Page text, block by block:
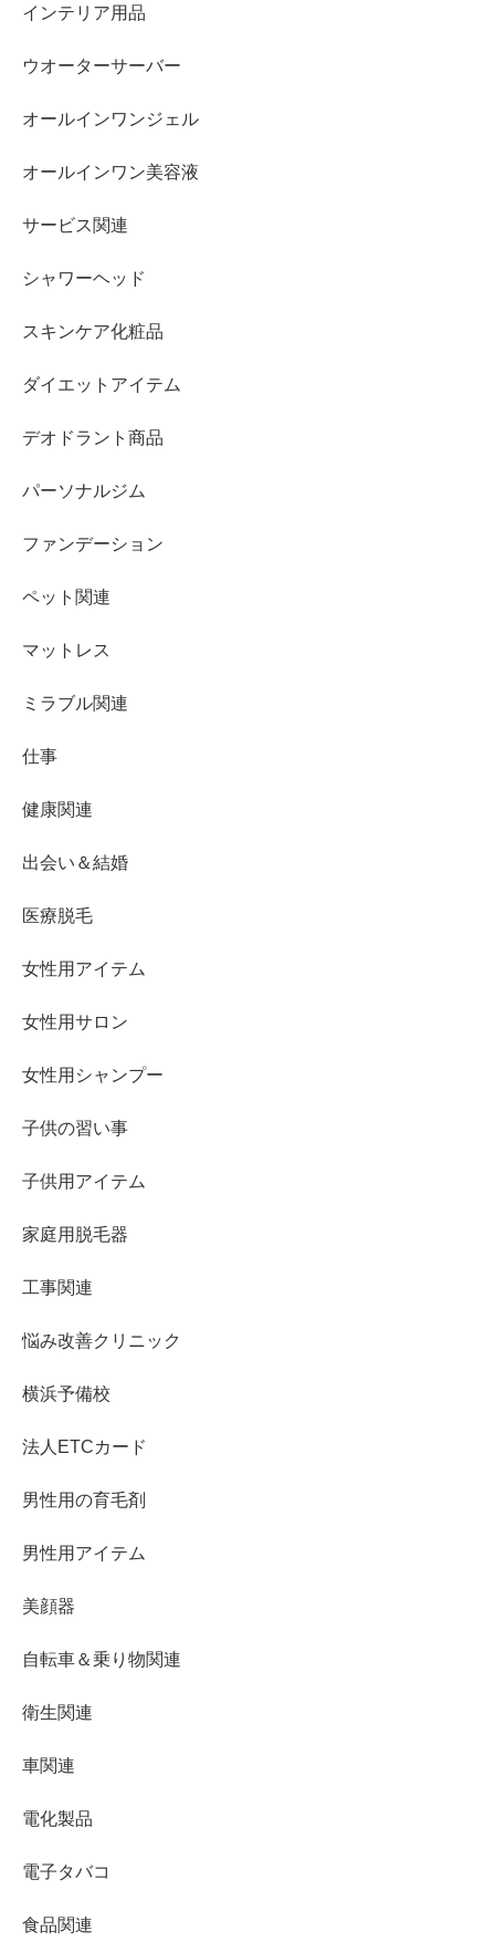
インテリア用品
ウオーターサーバー
オールインワンジェル
オールインワン美容液
サービス関連
シャワーヘッド
スキンケア化粧品
ダイエットアイテム
デオドラント商品
パーソナルジム
ファンデーション
ペット関連
マットレス
ミラブル関連
仕事
健康関連
出会い＆結婚
医療脱毛
女性用アイテム
女性用サロン
女性用シャンプー
子供の習い事
子供用アイテム
家庭用脱毛器
工事関連
悩み改善クリニック
横浜予備校
法人ETCカード
男性用の育毛剤
男性用アイテム
美顔器
自転車＆乗り物関連
衛生関連
車関連
電化製品
電子タバコ
食品関連